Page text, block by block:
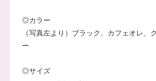
◎カラー
（写真左より）ブラック、カフェオレ、
ー
◎サイズ